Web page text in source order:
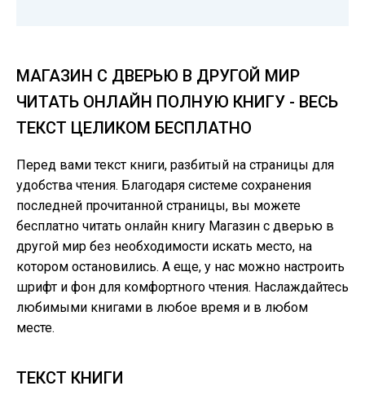
МАГАЗИН С ДВЕРЬЮ В ДРУГОЙ МИР
ЧИТАТЬ ОНЛАЙН ПОЛНУЮ КНИГУ - ВЕСЬ
ТЕКСТ ЦЕЛИКОМ БЕСПЛАТНО
Перед вами текст книги, разбитый на страницы для
удобства чтения. Благодаря системе сохранения
последней прочитанной страницы, вы можете
бесплатно читать онлайн книгу Магазин с дверью в
другой мир без необходимости искать место, на
котором остановились. А еще, у нас можно настроить
шрифт и фон для комфортного чтения. Наслаждайтесь
любимыми книгами в любое время и в любом
месте.
ТЕКСТ КНИГИ